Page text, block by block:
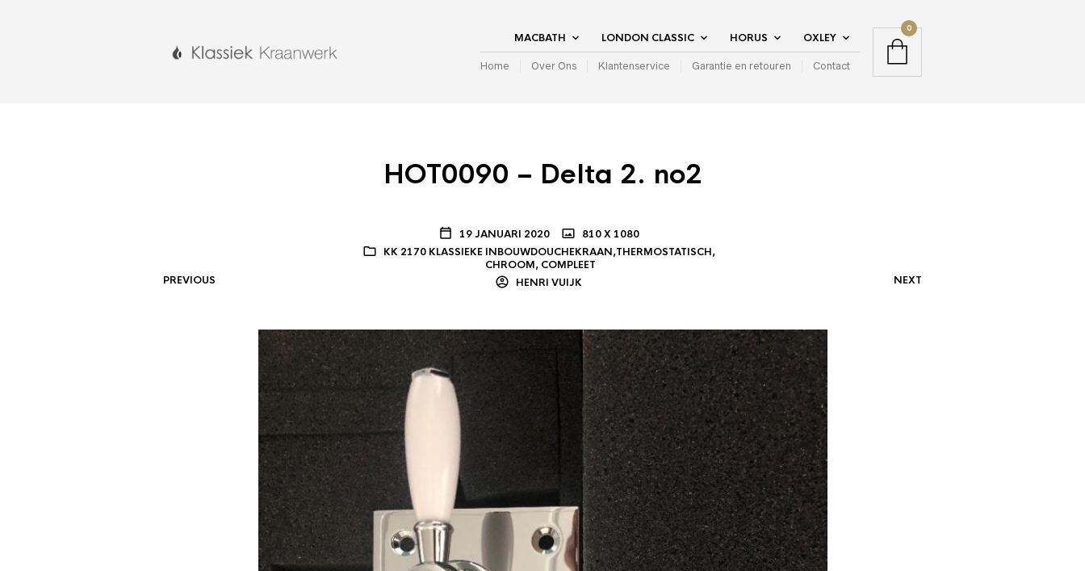
MACBATH LONDON CLASSIC HORUS OXLEY
Home Over Ons Klantenservice Garantie en retouren Contact
0
HOT0090 – Delta 2. no2
19 JANUARI 2020
810 X 1080
KK 2170 KLASSIEKE INBOUWDOUCHEKRAAN,THERMOSTATISCH,
CHROOM, COMPLEET
HENRI VUIJK
PREVIOUS NEXT